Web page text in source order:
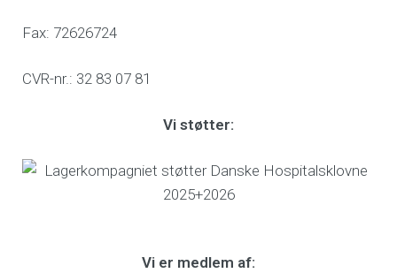
Fax: 72626724
CVR-nr.: 32 83 07 81
Vi støtter:
Vi er medlem af: